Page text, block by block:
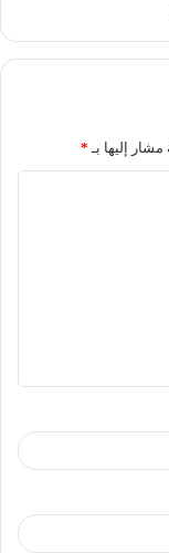
مشار إليها بـ *